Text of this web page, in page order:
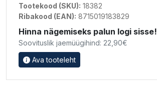
Tootekood (SKU): 18382
Ribakood (EAN): 8715019183829
Hinna nägemiseks palun logi sisse!
Soovituslik jaemüügihind: 22,90€
Ava tooteleht